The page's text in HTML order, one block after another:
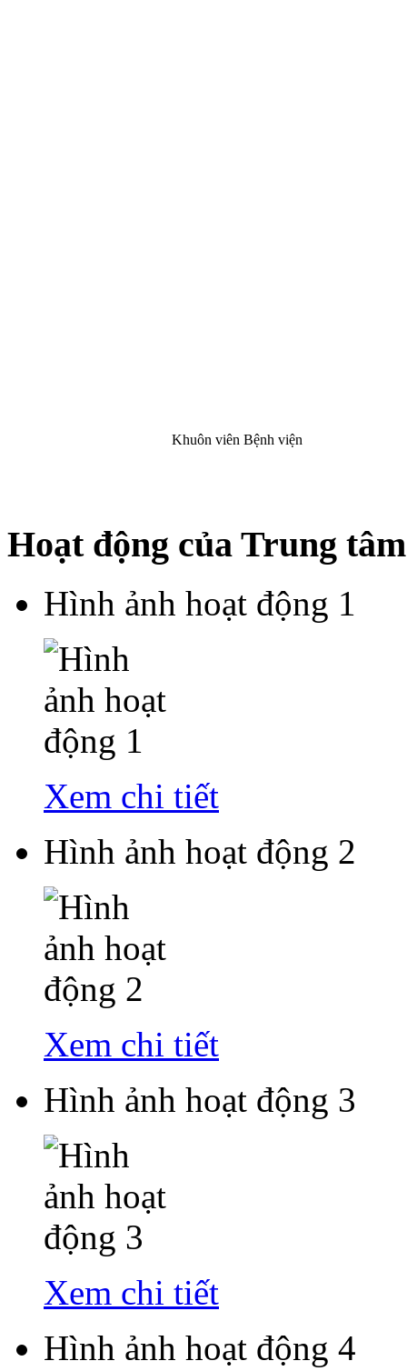
Khuôn viên Bệnh viện
Hoạt động của Trung tâm
Hình ảnh hoạt động 1
Xem chi tiết
Hình ảnh hoạt động 2
Xem chi tiết
Hình ảnh hoạt động 3
Xem chi tiết
Hình ảnh hoạt động 4